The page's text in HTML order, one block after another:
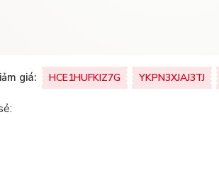
giá: HCE1HUFKIZ7G YKPN3XJAJ3TJ